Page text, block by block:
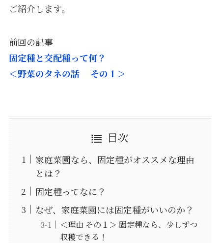
ご紹介します。
前回の記事
固定種と交配種って何？
＜野菜のタネの話 その１＞
目次
家庭菜園なら、固定種がオススメな理由
とは？
固定種ってなに？
なぜ、家庭菜園には固定種がいいのか？
＜理由 その１＞ 固定種なら、少しずつ
収穫できる！